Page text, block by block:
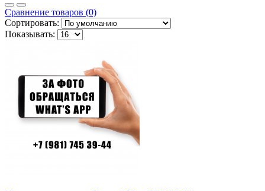
Сравнение товаров (0)
Сортировать:
Показывать: